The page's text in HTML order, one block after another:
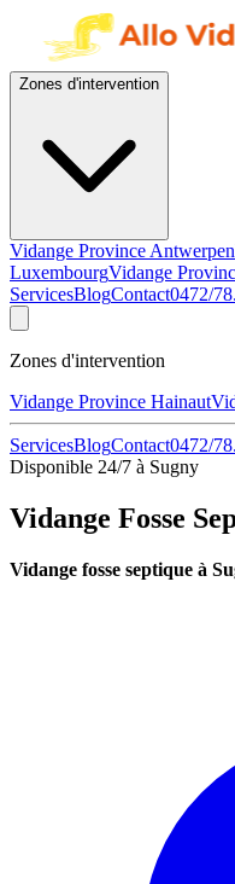
Zones d'intervention
Vidange Province Antwerpen
LuxembourgVidange
ServicesBlogContact0472/
Zones d'intervention
Vidange Province Hainaut
ServicesBlogContact0472/
Disponible 24/7 à Sugny
Vidange Fosse
Vidange fosse septique à